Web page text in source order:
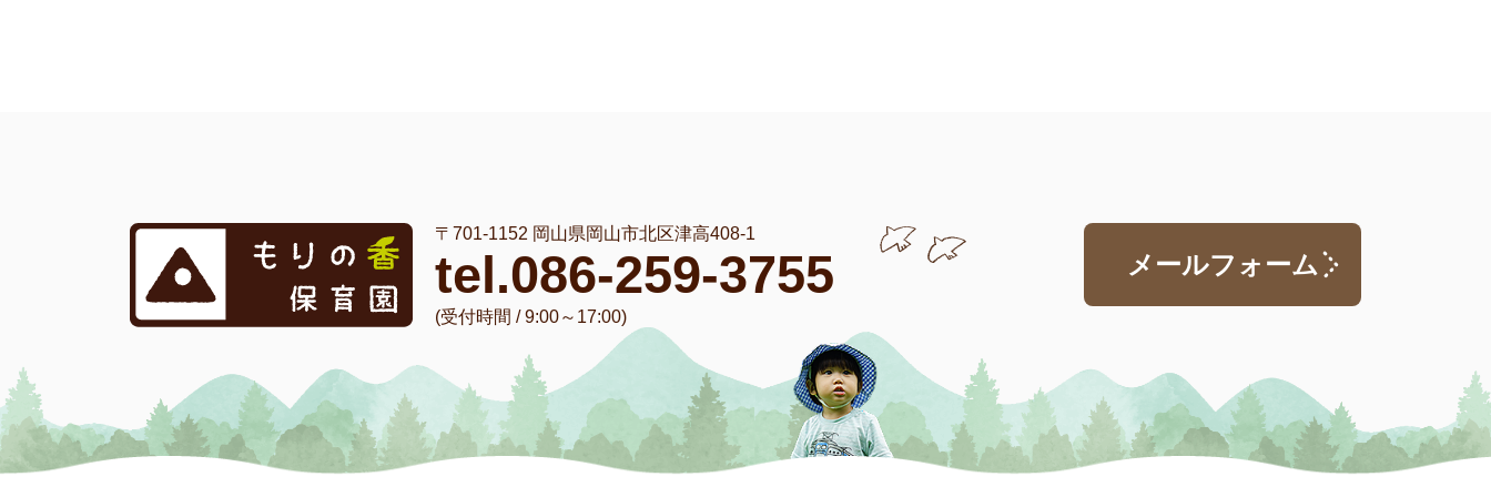
〒701-1152 岡山県岡山市北区津高408-1
tel.086-259-3755
(受付時間 / 9:00～17:00)
メールフォーム